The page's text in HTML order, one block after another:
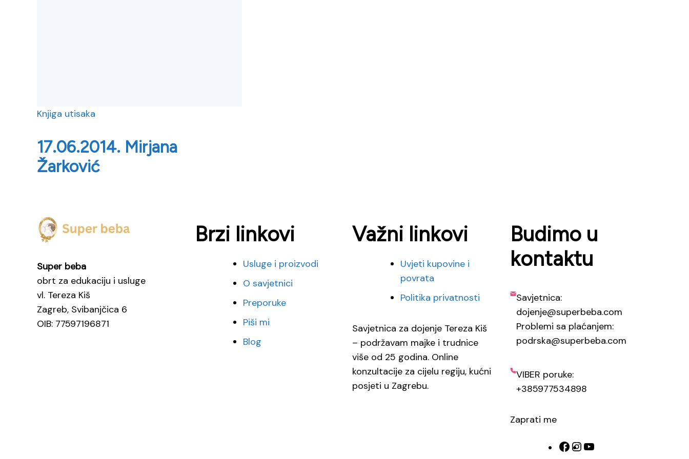
Knjiga utisaka
17.06.2014. Mirjana
Žarković
Super beba
obrt za edukaciju i usluge
vl. Tereza Kiš
Zagreb, Svibanjčica 6
OIB: 77597196871
Brzi linkovi
Usluge i proizvodi
O savjetnici
Preporuke
Piši mi
Blog
Važni linkovi
Uvjeti kupovine i
povrata
Politika privatnosti
Savjetnica za dojenje Tereza Kiš
– podržavam majke i trudnice
više od 25 godina. Online
konzultacije za cijelu regiju, kućni
posjeti u Zagrebu.
Budimo u
kontaktu
Savjetnica:
dojenje@superbeba.com
Problemi sa plaćanjem:
podrska@superbeba.com
VIBER poruke:
+385977534898
Zaprati me